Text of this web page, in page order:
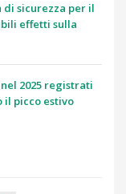
di sicurezza per il
effetti sulla
2025 registrati
il picco estivo